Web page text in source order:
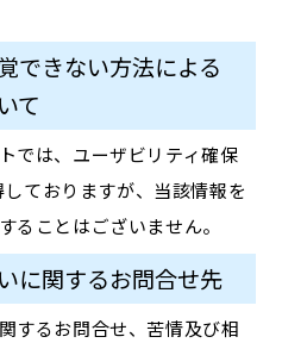
できない方法による
て
では、ユーザビリティ確保
ておりますが、当該情報を
ることはございません。
に関するお問合せ先
するお問合せ、苦情及び相